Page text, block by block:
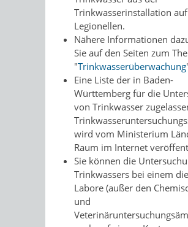
Trinkwasserinstallation auf
Legionellen.
Nähere Informationen
Sie auf den Seiten zum
"Trinkwasserüberwachung
Eine Liste der in Baden-
Württemberg für die
von Trinkwasser
wird vom Ministerium
Raum im Internet
Sie können die
Trinkwassers bei einem
Labore (außer den
und